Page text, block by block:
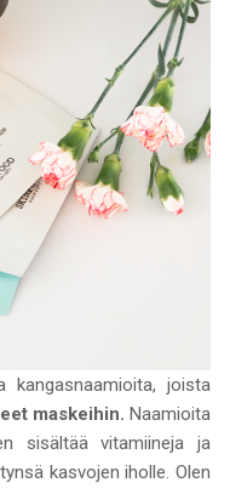
kangasnaamioita, joista
maskeihin. Naamioita
sisältää vitamiineja ja
kasvojen iholle. Olen